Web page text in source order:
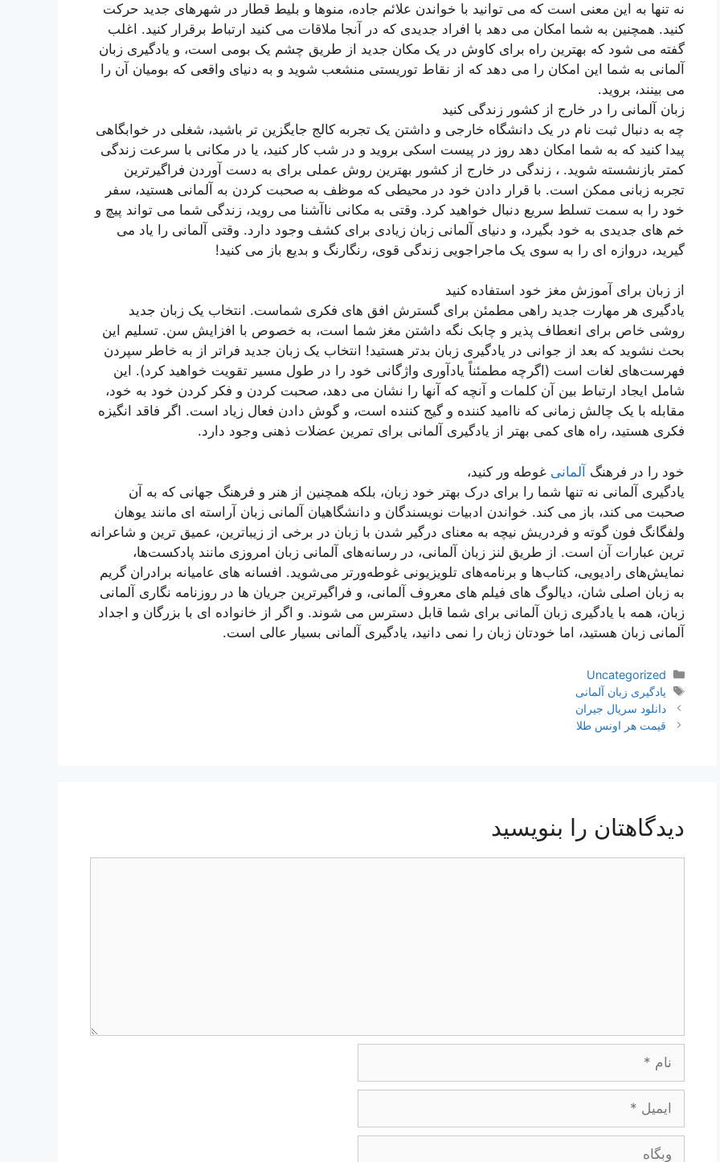
نه تنها به این معنی است که می توانید با خواندن علائم جاده، منوها و بلیط قطار در شهرهای جدید حرکت
کنید. همچنین به شما امکان می دهد با افراد جدیدی که در آنجا ملاقات می کنید ارتباط برقرار کنید. اغلب
گفته می شود که بهترین راه برای کاوش در یک مکان جدید از طریق چشم یک بومی است، و یادگیری زبان
آلمانی به شما این امکان را می دهد که از نقاط توریستی منشعب شوید و به دنیای واقعی که بومیان آن را
می بینند، بروید.
زبان آلمانی را در خارج از کشور زندگی کنید
چه به دنبال ثبت نام در یک دانشگاه خارجی و داشتن یک تجربه کالج جایگزین تر باشید، شغلی در خوابگاهی
پیدا کنید که به شما امکان دهد روز در پیست اسکی بروید و در شب کار کنید، یا در مکانی با سرعت زندگی
کمتر بازنشسته شوید. ، زندگی در خارج از کشور بهترین روش عملی برای به دست آوردن فراگیرترین
تجربه زبانی ممکن است. با قرار دادن خود در محیطی که موظف به صحبت کردن به آلمانی هستید، سفر
خود را به سمت تسلط سریع دنبال خواهید کرد. وقتی به مکانی ناآشنا می روید، زندگی شما می تواند پیچ ​​و
خم های جدیدی به خود بگیرد، و دنیای آلمانی زبان زیادی برای کشف وجود دارد. وقتی آلمانی را یاد می
گیرید، دروازه ای را به سوی یک ماجراجویی زندگی قوی، رنگارنگ و بدیع باز می کنید!
از زبان برای آموزش مغز خود استفاده کنید
یادگیری هر مهارت جدید راهی مطمئن برای گسترش افق های فکری شماست. انتخاب یک زبان جدید
روشی خاص برای انعطاف پذیر و چابک نگه داشتن مغز شما است، به خصوص با افزایش سن. تسلیم این
بحث نشوید که بعد از جوانی در یادگیری زبان بدتر هستید! انتخاب یک زبان جدید فراتر از به خاطر سپردن
فهرست‌های لغات است (اگرچه مطمئناً یادآوری واژگانی خود را در طول مسیر تقویت خواهید کرد). این
شامل ایجاد ارتباط بین آن کلمات و آنچه که آنها را نشان می دهد، صحبت کردن و فکر کردن خود به خود،
مقابله با یک چالش زمانی که ناامید کننده و گیج کننده است، و گوش دادن فعال زیاد است. اگر فاقد انگیزه
فکری هستید، راه های کمی بهتر از یادگیری آلمانی برای تمرین عضلات ذهنی وجود دارد.
خود را در فرهنگ آلمانی غوطه ور کنید،
یادگیری آلمانی نه تنها شما را برای درک بهتر خود زبان، بلکه همچنین از هنر و فرهنگ جهانی که به آن
صحبت می کند، باز می کند. خواندن ادبیات نویسندگان و دانشگاهیان آلمانی زبان آراسته ای مانند یوهان
ولفگانگ فون گوته و فردریش نیچه به معنای درگیر شدن با زبان در برخی از زیباترین، عمیق ترین و شاعرانه
ترین عبارات آن است. از طریق لنز زبان آلمانی، در رسانه‌های آلمانی زبان امروزی مانند پادکست‌ها،
نمایش‌های رادیویی، کتاب‌ها و برنامه‌های تلویزیونی غوطه‌ورتر می‌شوید. افسانه های عامیانه برادران گریم
به زبان اصلی شان، دیالوگ های فیلم های معروف آلمانی، و فراگیرترین جریان ها در روزنامه نگاری آلمانی
زبان، همه با یادگیری زبان آلمانی برای شما قابل دسترس می شوند. و اگر از خانواده ای با بزرگان و اجداد
آلمانی زبان هستید، اما خودتان زبان را نمی دانید، یادگیری آلمانی بسیار عالی است.
دسته‌ها
Uncategorized
برچسب‌ها
یادگیری زبان آلمانی
ناوبری
نوشته‌ها
دانلود سریال جیران
قیمت هر اونس طلا
دیدگاهتان را بنویسید
وبگاه